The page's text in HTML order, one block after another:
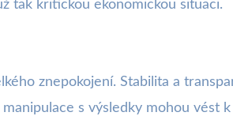
tak kritickou ekonomickou situaci.
znepokojení. Stabilita a
s výsledky mohou vést